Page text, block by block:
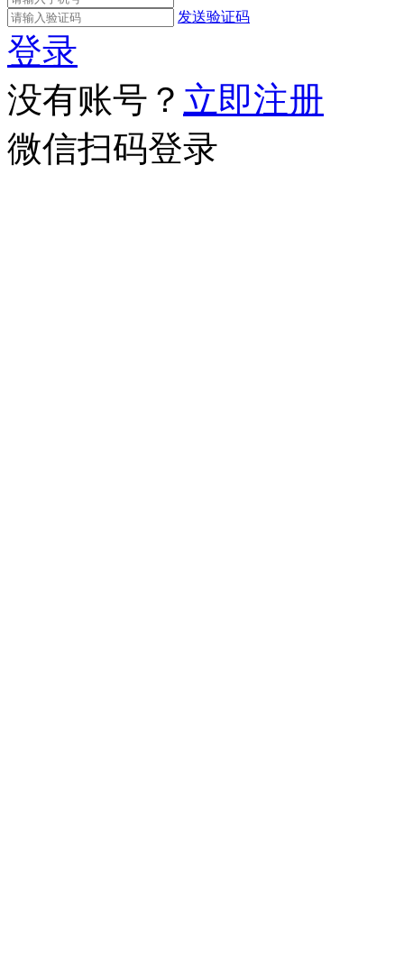
发送验证码
登录
没有账号？ 立即注册
微信扫码登录